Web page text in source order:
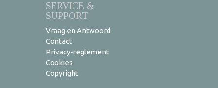
SERVICE &
SUPPORT
Vraag en Antwoord
Contact
Privacy-reglement
Cookies
Copyright